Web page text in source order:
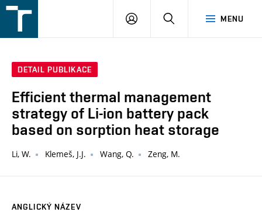
v
MENU
PŘIHLÁŠENÍ
DETAIL PUBLIKACE
Efficient thermal management
strategy of Li-ion battery pack
based on sorption heat storage
Li, W. Klemeš, J.J. Wang, Q. Zeng, M.
ANGLICKÝ NÁZEV